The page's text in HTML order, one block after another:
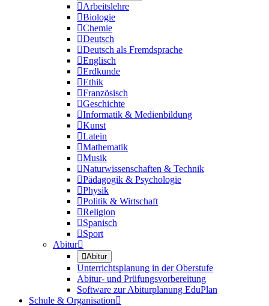
Arbeitslehre
Biologie
Chemie
Deutsch
Deutsch als Fremdsprache
Englisch
Erdkunde
Ethik
Französisch
Geschichte
Informatik & Medienbildung
Kunst
Latein
Mathematik
Musik
Naturwissenschaften & Technik
Pädagogik & Psychologie
Physik
Politik & Wirtschaft
Religion
Spanisch
Sport
Abitur
Abitur
Unterrichtsplanung in der Oberstufe
Abitur- und Prüfungsvorbereitung
Software zur Abiturplanung EduPlan
Schule & Organisation